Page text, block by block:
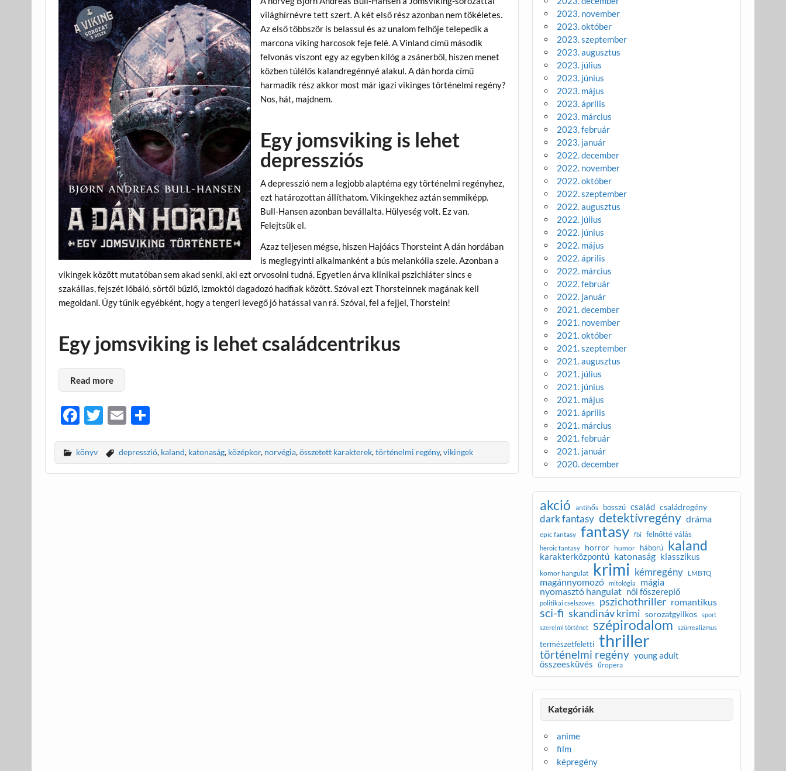
világhírnévre tett szert. A két első rész azonban nem tökéletes.
Az első többször is belassul és az unalom felhője telepedik a
marcona viking harcosok feje felé. A Vinland című második
felvonás viszont egy az egyben kilóg a zsánerből, hiszen menet
közben túlélős kalandregénnyé alakul. A dán horda című
harmadik rész akkor most már igazi vikinges történelmi regény?
Nos, hát, majdnem.
Egy jomsviking is lehet
depressziós
A depresszió nem a legjobb alaptéma egy történelmi regényhez,
ezt határozottan állíthatom. Vikingekhez aztán semmiképp.
Bull-Hansen azonban bevállalta. Hülyeség volt. Ez van.
Felejtsük el.
Azaz teljesen mégse, hiszen Hajóács Thorsteint A dán hordában
is meglegyinti alkalmanként a bús melankólia szele. Azonban a
vikingek között mutatóban sem akad senki, aki ezt orvosolni tudná. Egyetlen árva klinikai pszichiáter sincs e
szakállas, fejszét lóbáló, sörtől bűzlő, izmoktól dagadozó hadfiak között. Szóval ezt Thorsteinnek magának kell
megoldani. Úgy tűnik egyébként, hogy a tengeri levegő jó hatással van rá. Szóval, fel a fejjel, Thorstein!
Egy jomsviking is lehet családcentrikus
Read more
F
e
b
T
itt
er
E
ail za
m
könyv depresszió, kaland, katonaság, középkor, norvégia,összetett karakterek,történelmi regény,vikingek
2023. november
2023. október
2023. szeptember
2023. augusztus
2023. július
2023. június
2023. május
2023. április
2023. március
2023. február
2023. január
2022. december
2022. november
2022. október
2022. szeptember
2022. augusztus
2022. július
2022. június
2022. május
2022. április
2022. március
2022. február
2022. január
2021. december
2021. november
2021. október
2021. szeptember
2021. augusztus
2021. július
2021. június
2021. május
2021. április
2021. március
2021. február
2021. január
2020. december
akció antihős bosszú család családregény
dark fantasy detektívregény dráma
epic fantasy fantasy fbi felnőtté válás
heroic fantasy horror humor háború kaland
karakterközpontú katonaság klasszikus
komor hangulat krimi kémregény LMBTQ
magánnyomozó mitológia mágia
nyomasztó hangulat női főszereplő
politikai cselszövés pszichothriller romantikus
sci-fi skandináv krimi sorozatgyilkos
sport
szerelmi történet
szépirodalom szürrealizmus
természetfeletti thriller
történelmi regény young adult
összeesküvés
űropera
Kategóriák
anime
film
képregény